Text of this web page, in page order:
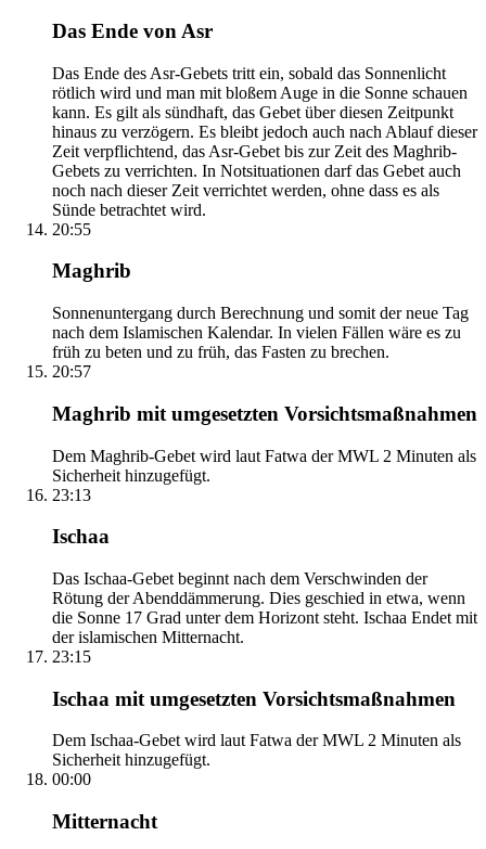
Das Ende von Asr
Das Ende des Asr-Gebets tritt ein, sobald das Sonnenlicht
rötlich wird und man mit bloßem Auge in die Sonne schauen
kann. Es gilt als sündhaft, das Gebet über diesen Zeitpunkt
hinaus zu verzögern. Es bleibt jedoch auch nach Ablauf dieser
Zeit verpflichtend, das Asr-Gebet bis zur Zeit des Maghrib-
Gebets zu verrichten. In Notsituationen darf das Gebet auch
noch nach dieser Zeit verrichtet werden, ohne dass es als
Sünde betrachtet wird.
20:55
Maghrib
Sonnenuntergang durch Berechnung und somit der neue Tag
nach dem Islamischen Kalendar. In vielen Fällen wäre es zu
früh zu beten und zu früh, das Fasten zu brechen.
20:57
Maghrib mit umgesetzten Vorsichtsmaßnahmen
Dem Maghrib-Gebet wird laut Fatwa der MWL 2 Minuten als
Sicherheit hinzugefügt.
23:13
Ischaa
Das Ischaa-Gebet beginnt nach dem Verschwinden der
Rötung der Abenddämmerung. Dies geschied in etwa, wenn
die Sonne 17 Grad unter dem Horizont steht. Ischaa Endet mit
der islamischen Mitternacht.
23:15
Ischaa mit umgesetzten Vorsichtsmaßnahmen
Dem Ischaa-Gebet wird laut Fatwa der MWL 2 Minuten als
Sicherheit hinzugefügt.
00:00
Mitternacht